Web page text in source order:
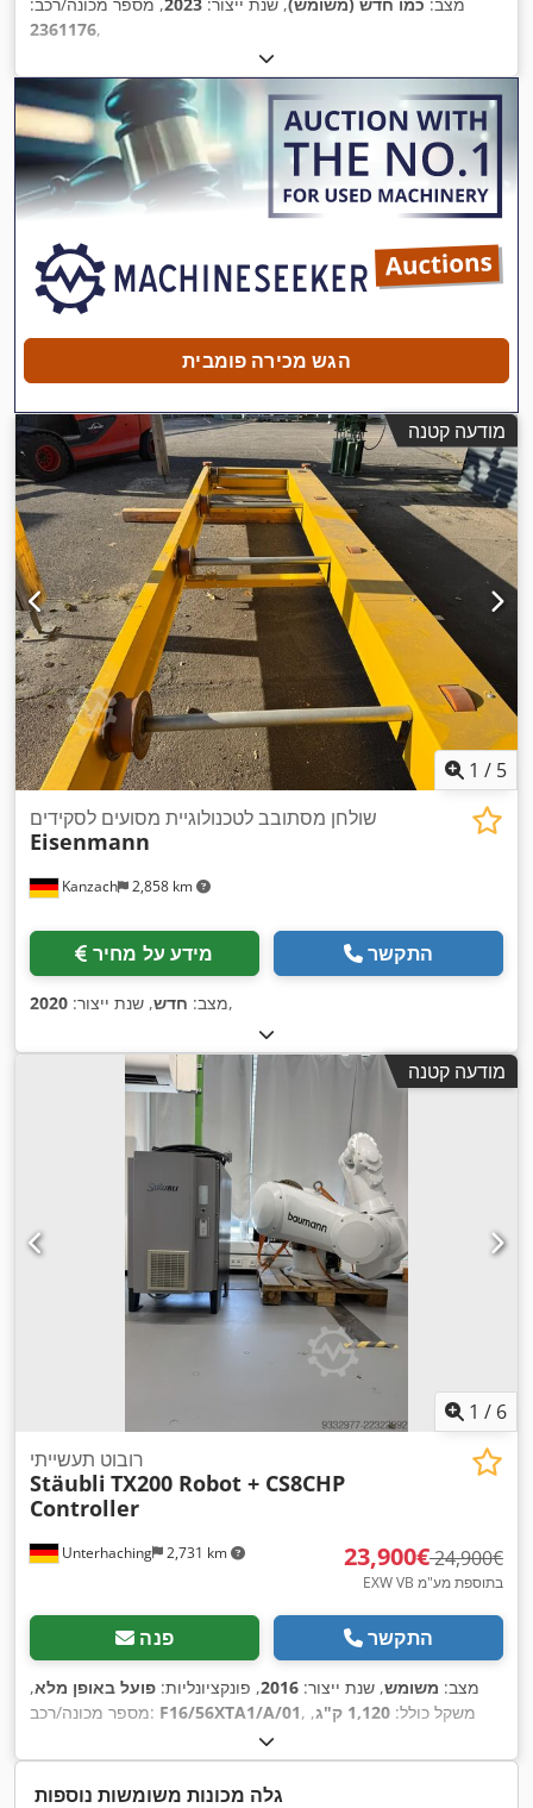
2361176,
הגש מכירה פומבית
מודעה קטנה
1 / 5
Kanzach 2,858 km
שולחן מסתובב לטכנולוגיית מסועים לסקידים
Eisenmann
מידע על מחיר התקשר
מצב: חדש, שנת ייצור: 2020 ,
מודעה קטנה
1 / 6
Unterhaching 2,731 km
רובוט תעשייתי
Stäubli TX200 Robot + CS8CHP
Controller
‏23,900 ‏€ ‏24,900 ‏€
EXW VB בתוספת מע"מ
פנה התקשר
מצב: משומש, שנת ייצור: 2016, פונקציונליות: פועל באופן מלא,
מספר מכונה/רכב: F16/56XTA1/A/01 , משקל כולל: 1,120 ק"ג
,
יכולת העמסה:
פאזי,
גלה מכונות משומשות נוספות